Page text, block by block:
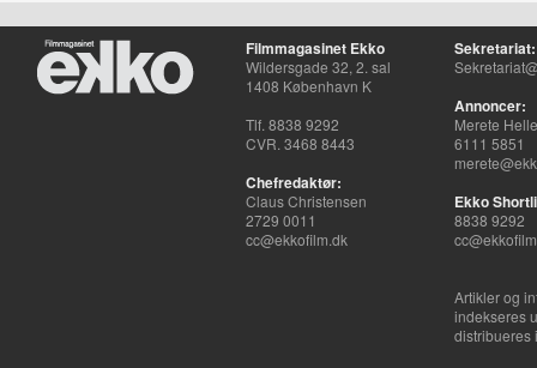
Filmmagasinet Ekko
Wildersgade 32, 2. sal
1408 København K
Tlf. 8838 9292
CVR. 3468 8443
Chefredaktør:
Claus Christensen
2729 0011
cc@ekkofilm.dk
Sekretariat:
Annoncer:
Merete
6111 5851
Ekko
8838 9292
Artikler og
indekseres
distribueres